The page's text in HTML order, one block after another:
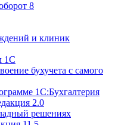
8
и клиник
1С
бухучета с самого
1С:Бухгалтерия
2.0
решениях